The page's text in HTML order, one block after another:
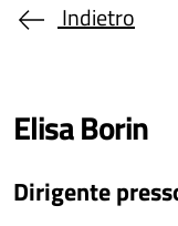
Indietro
Elisa Borin
Dirigente